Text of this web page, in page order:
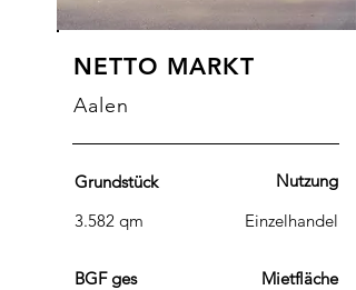
NETTO MARKT
Aalen
Grundstück
3.582 qm
BGF ges
Nutzung
Einzelhandel
Mietfläche